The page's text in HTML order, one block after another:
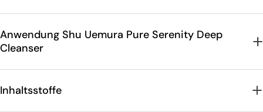
Anwendung Shu Uemura Pure Serenity Deep
Cleanser
Inhaltsstoffe